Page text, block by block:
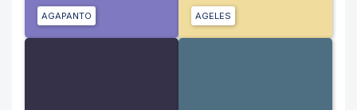
AGAPANTO AGELES